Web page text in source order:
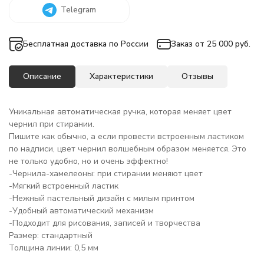
Telegram
Бесплатная доставка по России Заказ от 25 000 руб.
Описание Характеристики Отзывы
Уникальная автоматическая ручка, которая меняет цвет
чернил при стирании.
Пишите как обычно, а если провести встроенным ластиком
по надписи, цвет чернил волшебным образом меняется. Это
не только удобно, но и очень эффектно!
-Чернила-хамелеоны: при стирании меняют цвет
-Мягкий встроенный ластик
-Нежный пастельный дизайн с милым принтом
-Удобный автоматический механизм
-Подходит для рисования, записей и творчества
Размер: стандартный
Толщина линии: 0,5 мм